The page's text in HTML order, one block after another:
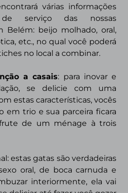
várias informações
serviço das nossas
Belém: beijo molhado, oral,
etc., no qual você poderá
no local a combinar.
a casais: para inovar e
se delicie com uma
estas características, vocês
em trio e sua parceira ficara
de um ménage à trois
estas gatas são verdadeiras
oral, de boca carnuda e
interiormente, ela vai